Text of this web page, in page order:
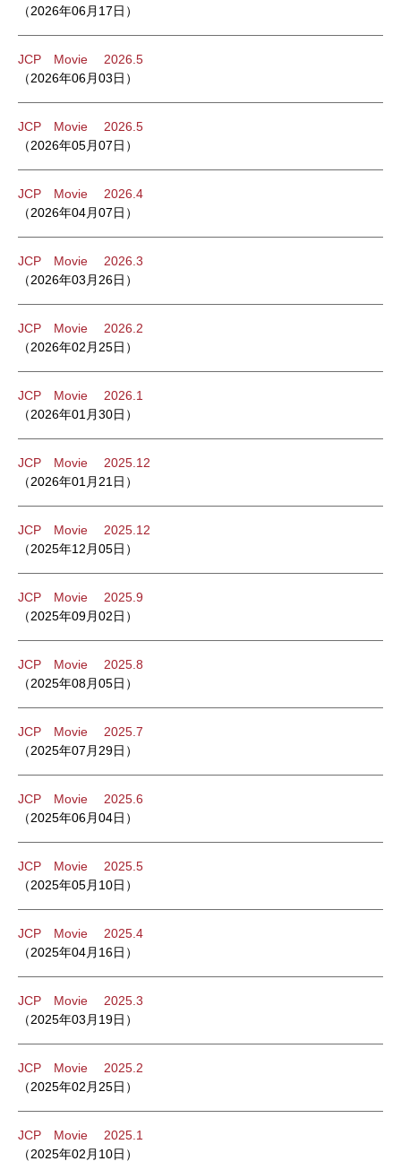
（2026年06月17日）
JCP Movie 2026.5
（2026年06月03日）
JCP Movie 2026.5
（2026年05月07日）
JCP Movie 2026.4
（2026年04月07日）
JCP Movie 2026.3
（2026年03月26日）
JCP Movie 2026.2
（2026年02月25日）
JCP Movie 2026.1
（2026年01月30日）
JCP Movie 2025.12
（2026年01月21日）
JCP Movie 2025.12
（2025年12月05日）
JCP Movie 2025.9
（2025年09月02日）
JCP Movie 2025.8
（2025年08月05日）
JCP Movie 2025.7
（2025年07月29日）
JCP Movie 2025.6
（2025年06月04日）
JCP Movie 2025.5
（2025年05月10日）
JCP Movie 2025.4
（2025年04月16日）
JCP Movie 2025.3
（2025年03月19日）
JCP Movie 2025.2
（2025年02月25日）
JCP Movie 2025.1
（2025年02月10日）